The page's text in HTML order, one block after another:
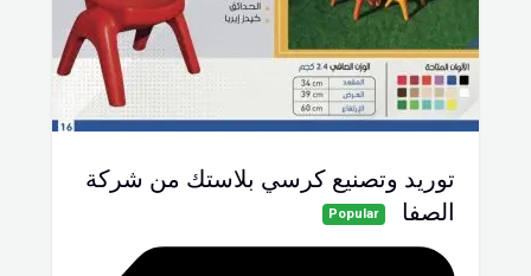
توريد وتصنيع كرسي بلاستك من شركة
الصفا
Popular